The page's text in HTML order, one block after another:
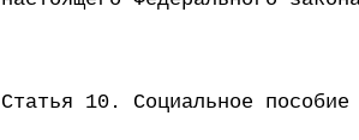
Статья 10. Социальное пособие